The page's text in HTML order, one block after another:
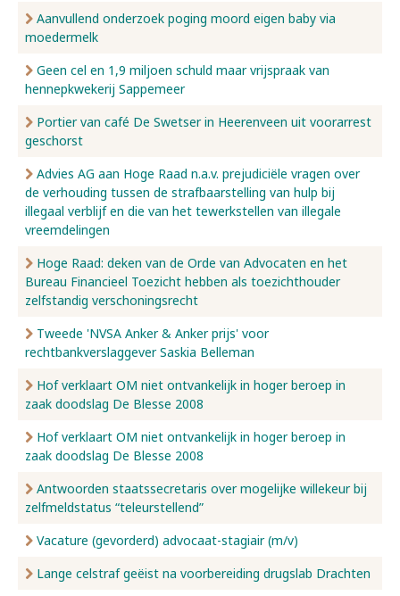
Aanvullend onderzoek poging moord eigen baby via
moedermelk
Geen cel en 1,9 miljoen schuld maar vrijspraak van
hennepkwekerij Sappemeer
Portier van café De Swetser in Heerenveen uit voorarrest
geschorst
Advies AG aan Hoge Raad n.a.v. prejudiciële vragen over
de verhouding tussen de strafbaarstelling van hulp bij
illegaal verblijf en die van het tewerkstellen van illegale
vreemdelingen
Hoge Raad: deken van de Orde van Advocaten en het
Bureau Financieel Toezicht hebben als toezichthouder
zelfstandig verschoningsrecht
Tweede 'NVSA Anker & Anker prijs' voor
rechtbankverslaggever Saskia Belleman
Hof verklaart OM niet ontvankelijk in hoger beroep in
zaak doodslag De Blesse 2008
Hof verklaart OM niet ontvankelijk in hoger beroep in
zaak doodslag De Blesse 2008
Antwoorden staatssecretaris over mogelijke willekeur bij
zelfmeldstatus “teleurstellend”
Vacature (gevorderd) advocaat-stagiair (m/v)
Lange celstraf geëist na voorbereiding drugslab Drachten